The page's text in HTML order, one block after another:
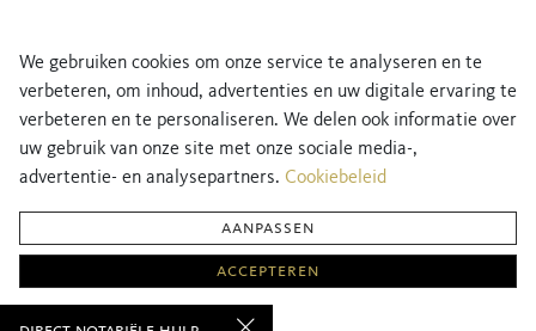
We gebruiken cookies om onze service te analyseren en te
verbeteren, om inhoud, advertenties en uw digitale ervaring te
verbeteren en te personaliseren. We delen ook informatie over
uw gebruik van onze site met onze sociale media-,
advertentie- en analysepartners. Cookiebeleid
aanpassen
accepteren
notaris vinden
Schrijf je in voor onze nieuwsbrief!
Privacyverklaring Cookiebeleid